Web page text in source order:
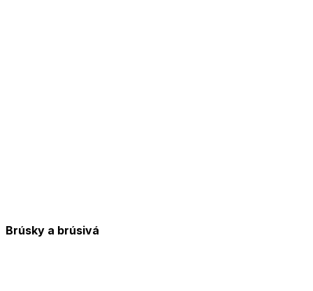
Brúsky a brúsivá